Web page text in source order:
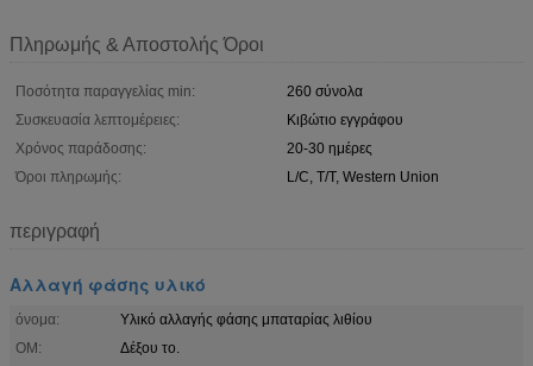
Πληρωμής & Αποστολής Όροι
Ποσότητα παραγγελίας min:
260 σύνολα
Συσκευασία λεπτομέρειες:
Κιβώτιο εγγράφου
Χρόνος παράδοσης:
20-30 ημέρες
Όροι πληρωμής:
L/C, T/T, Western Union
περιγραφή
Αλλαγή φάσης υλικό
όνομα:
Υλικό αλλαγής φάσης μπαταρίας λιθίου
ΟΜ:
Δέξου το.